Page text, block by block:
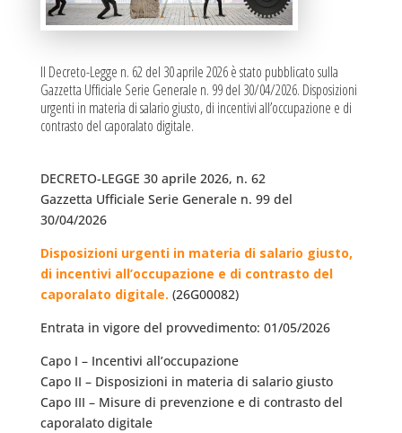
Il Decreto-Legge n. 62 del 30 aprile 2026 è stato pubblicato sulla
Gazzetta Ufficiale Serie Generale n. 99 del 30/04/2026. Disposizioni
urgenti in materia di salario giusto, di incentivi all’occupazione e di
contrasto del caporalato digitale.
DECRETO-LEGGE 30 aprile 2026, n. 62
Gazzetta Ufficiale Serie Generale n. 99 del
30/04/2026
Disposizioni urgenti in materia di salario giusto,
di incentivi all’occupazione e di contrasto del
caporalato digitale. (26G00082)
Entrata in vigore del provvedimento: 01/05/2026
Capo I – Incentivi all’occupazione
Capo II – Disposizioni in materia di salario giusto
Capo III – Misure di prevenzione e di contrasto del
caporalato digitale